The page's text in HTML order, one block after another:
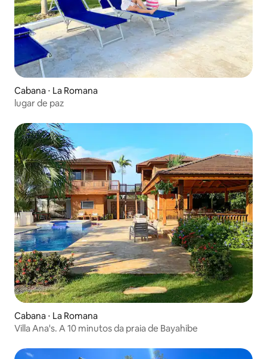
Cabana ⋅ La Romana
lugar de paz
Cabana ⋅ La Romana
Villa Ana's. A 10 minutos da praia de Bayahibe